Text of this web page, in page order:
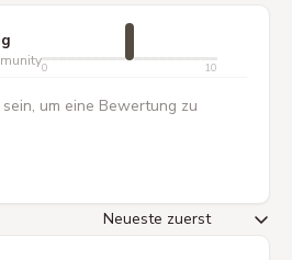
0 10
um eine Bewertung zu